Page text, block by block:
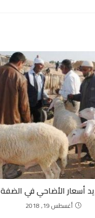
أسعار الأضاحي في الضفة
أغسطس 19, 2018